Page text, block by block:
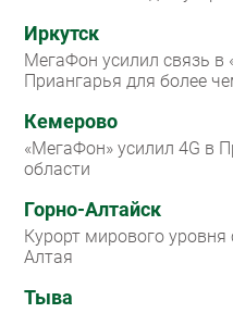
Иркутск
МегаФон усилил связь в
Приангарья для более
Кемерово
«МегаФон» усилил 4G в
области
Горно-Алтайск
Курорт мирового
Алтая
Тыва